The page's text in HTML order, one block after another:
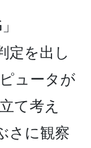
定を出し
ュータが
て考え
さに観察